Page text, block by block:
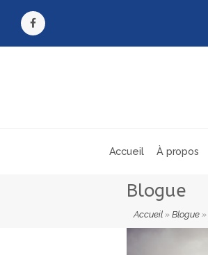
Facebook
Accueil À propos
Blogue
Accueil » Blogue »